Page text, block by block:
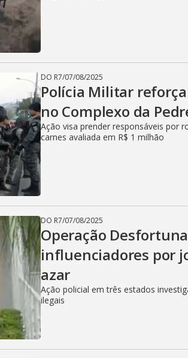
DO R7/07/08/2025
Polícia Militar
no Complexo da
Ação visa prender responsáveis por
carnes avaliada em R$ 1 milhão
DO R7/07/08/2025
Operação
influenciadores por
azar
Ação policial em três estados
ilegais